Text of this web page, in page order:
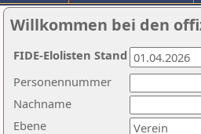
Willkommen bei den
Nachname
Ebene
Personennummer
FIDE-Elolisten Stand